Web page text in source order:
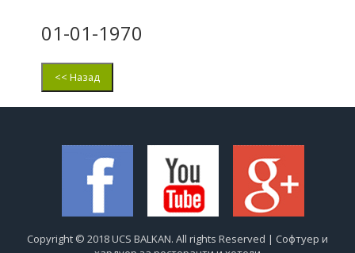
01-01-1970
<< Назад
Copyright © 2018 UCS BALKAN. All rights Reserved | Софтуер и